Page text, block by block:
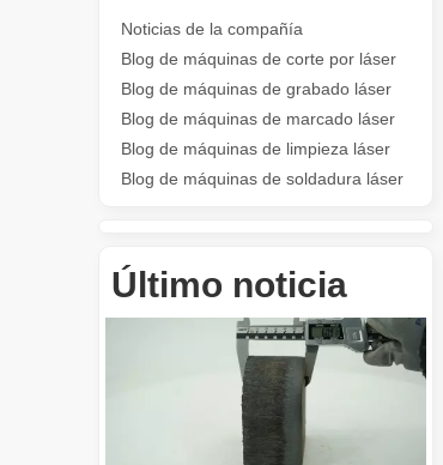
Noticias de la compañía
Blog de máquinas de corte por láser
Blog de máquinas de grabado láser
Blog de máquinas de marcado láser
Blog de máquinas de limpieza láser
Blog de máquinas de soldadura láser
Último noticia
Las versátiles Aplicacion S y las